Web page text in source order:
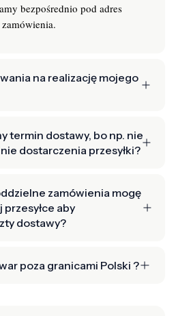
bezpośrednio pod adres
na realizację mojego
termin dostawy, bo np. nie
dostarczenia przesyłki?
zamówienia mogę
aby
dostawy?
poza granicami Polski ?